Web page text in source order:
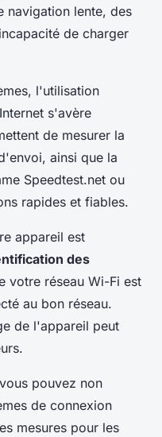
navigation lente, des
de charger
l'utilisation
s'avère
de mesurer la
ainsi que la
Speedtest.net ou
rapides et fiables.
appareil est
des
votre réseau Wi-Fi est
au bon réseau.
de l'appareil peut
pouvez non
de connexion
mesures pour les